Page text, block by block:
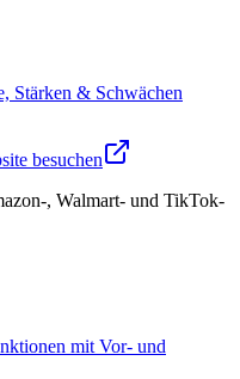
Stärken & Schwächen
besuchen
, Walmart- und TikTok-
mit Vor- und